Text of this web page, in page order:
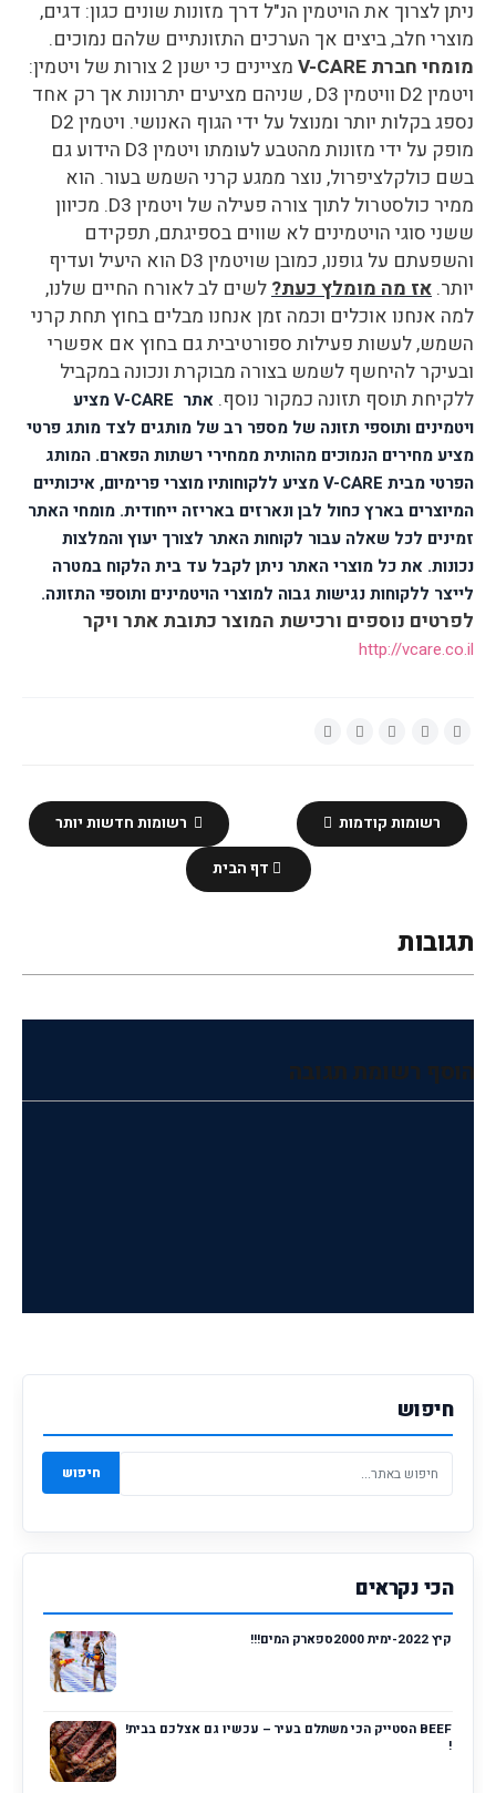
ניתן לצרוך את הויטמין הנ"ל דרך מזונות שונים כגון: דגים,
מוצרי חלב, ביצים אך הערכים התזונתיים שלהם נמוכים.
מומחי חברת V-CARE
מציינים כי ישנן 2 צורות של ויטמין:
ויטמין D2 וויטמין D3 , שניהם מציעים יתרונות אך רק אחד
נספג בקלות יותר ומנוצל על ידי הגוף האנושי. ויטמין D2
מופק על ידי מזונות מהטבע לעומתו ויטמין D3 הידוע גם
בשם כולקלציפרול, נוצר ממגע קרני השמש בעור. הוא
ממיר כולסטרול לתוך צורה פעילה של ויטמין D3. מכיוון
ששני סוגי הויטמינים לא שווים בספיגתם, תפקידם
והשפעתם על גופנו, כמובן שויטמין D3 הוא היעיל ועדיף
יותר. אז מה מומלץ כעת?לשים לב לאורח החיים שלנו,
למה אנחנו אוכלים וכמה זמן אנחנו מבלים בחוץ תחת קרני
השמש, לעשות פעילות ספורטיבית גם בחוץ אם אפשרי
ובעיקר להיחשף לשמש בצורה מבוקרת ונכונה במקביל
ללקיחת תוסף תזונה כמקור נוסף. אתר V-CAREמציע
ויטמינים ותוספי תזונה של מספר רב של מותגים לצד מותג פרטי
מציע מחירים הנמוכים מהותית ממחירי רשתות הפארם. המותג
הפרטי מבית V-CAREמציע ללקוחותיו מוצרי פרימיום, איכותיים
המיוצרים בארץ כחול לבן ונארזים באריזה ייחודית. מומחי האתר
זמינים לכל שאלה עבור לקוחות האתר לצורך יעוץ והמלצות
נכונות. את כל מוצרי האתר ניתן לקבל עד בית הלקוח במטרה
לייצר ללקוחות נגישות גבוה למוצרי הויטמינים ותוספי התזונה.
לפרטים נוספים ורכישת המוצר כתובת אתר ויקר
http://vcare.co.il
רשומות חדשות יותר רשומות קודמות
דף הבית
תגובות
הוסף רשומת תגובה
חיפוש
חיפוש
הכי נקראים
קיץ 2022-ימית 2000ספארק המים!!!
BEEF הסטייק הכי משתלם בעיר – עכשיו גם אצלכם בבית!
!